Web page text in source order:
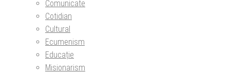
Comunicate
Cotidian
Cultural
Ecumenism
Educație
Misionarism